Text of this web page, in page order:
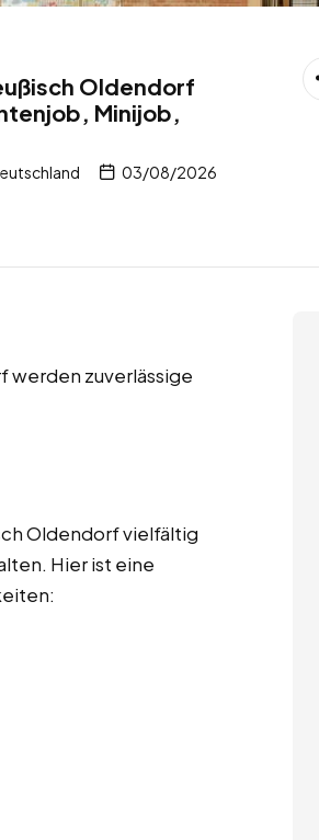
Oldendorf
Minijob,
03/08/2026
werden zuverlässige
Oldendorf vielfältig
Hier ist eine